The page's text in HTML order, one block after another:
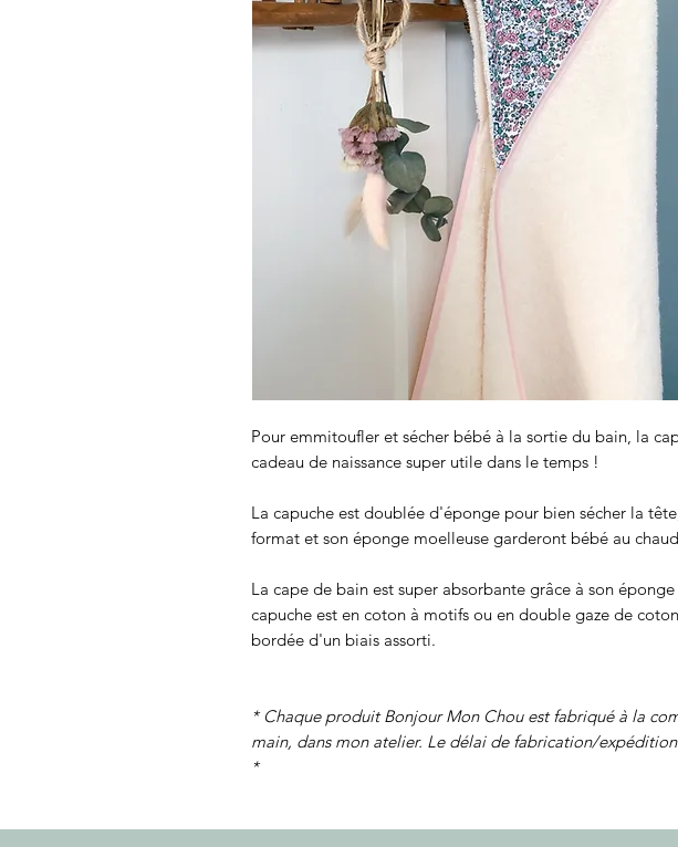
Pour emmitoufler et sécher bébé à la sortie du bain, la
cadeau de naissance super utile dans le temps !
La capuche est doublée d'éponge pour bien sécher la
format et son éponge moelleuse garderont bébé au
La cape de bain est super absorbante grâce à son
capuche est en coton à motifs ou en double gaze de
bordée d'un biais assorti.
* Chaque produit Bonjour Mon Chou est fabriqué à la
main, dans mon atelier. Le délai de fabrication/
*